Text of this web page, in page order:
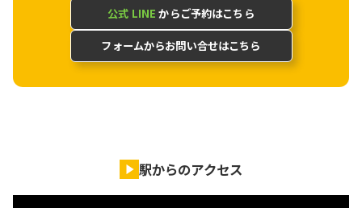
公式 LINE からご予約はこちら
フォームからお問い合せはこちら
駅からのアクセス